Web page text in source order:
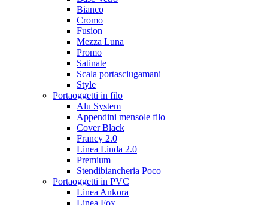
Bianco
Cromo
Fusion
Mezza Luna
Promo
Satinate
Scala portasciugamani
Style
Portaoggetti in filo
Alu System
Appendini mensole filo
Cover Black
Francy 2.0
Linea Linda 2.0
Premium
Stendibiancheria Poco
Portaoggetti in PVC
Linea Ankora
Linea Fox